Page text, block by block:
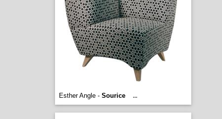
Esther Angle - Sourice ...